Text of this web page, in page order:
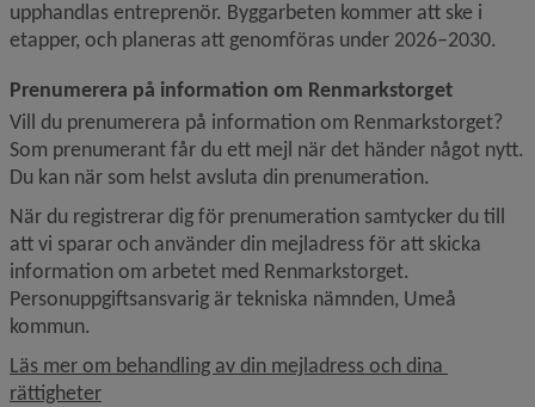
upphandlas entreprenör. Byggarbeten kommer att ske i
etapper, och planeras att genomföras under 2026–2030.
Prenumerera på information om Renmarkstorget
Vill du prenumerera på information om Renmarkstorget?
Som prenumerant får du ett mejl när det händer något nytt.
Du kan när som helst avsluta din prenumeration.
När du registrerar dig för prenumeration samtycker du till
att vi sparar och använder din mejladress för att skicka
information om arbetet med Renmarkstorget.
Personuppgiftsansvarig är tekniska nämnden, Umeå
kommun.
Läs mer om behandling av din mejladress och dina
rättigheter